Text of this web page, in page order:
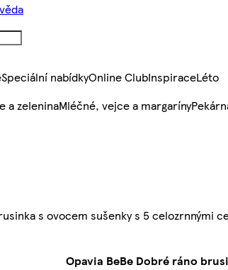
Speciální nabídkyOnline ClubInspiraceLéto
a zeleninaMléčné, vejce a margaríny
s ovocem sušenky s 5 celozrnnými
Opavia BeBe Dobré ráno